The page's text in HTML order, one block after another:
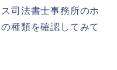
司法書士事務所のホ
種類を確認してみて